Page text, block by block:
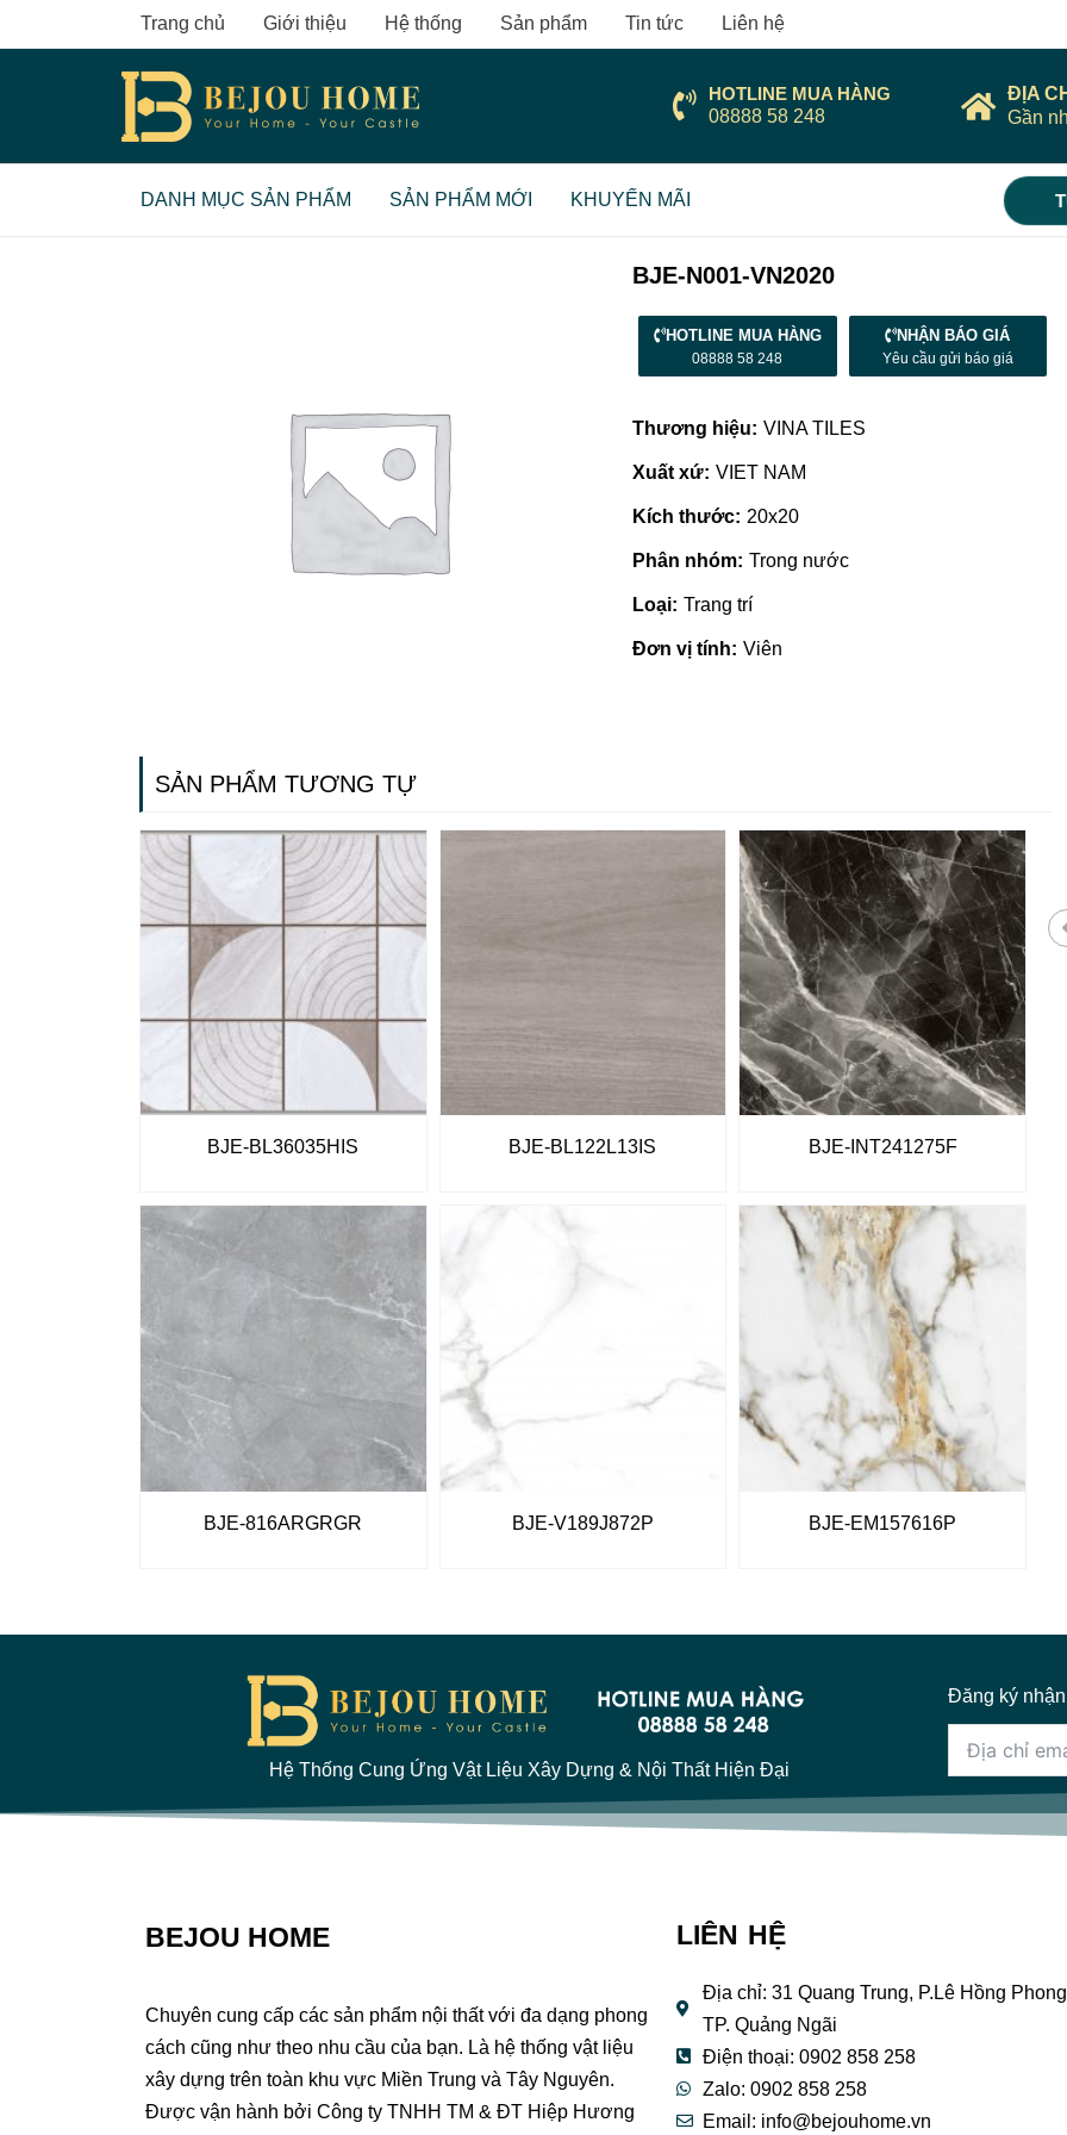
to
Trang chủ Giới thiệu Hệ thống Sản phẩm Tin tức Liên hệ
HOTLINE MUA HÀNG
08888 58 248
ĐỊA
Gần
DANH MỤC SẢN PHẨM SẢN PHẨM MỚI KHUYẾN MÃI
BJE-N001-VN2020
HOTLINE MUA HÀNG
08888 58 248
NHẬN BÁO GIÁ
Yêu cầu gửi báo giá
Thương hiệu: VINA TILES
Xuất xứ: VIET NAM
Kích thước: 20x20
Phân nhóm: Trong nước
Loại: Trang trí
Đơn vị tính: Viên
SẢN PHẨM TƯƠNG TỰ
BJE-BL36035HIS BJE-BL122L13IS BJE-INT241275F
BJE-816ARGRGR BJE-V189J872P BJE-EM157616P
Giá vật liệu xây dựng tại Quảng
Ngãi | Cập nhật mới nhất 2022
Hệ Thống Cung Ứng Vật Liệu Xây Dựng & Nội Thất Hiện Đại
Đăng ký
BEJOU HOME
Chuyên cung cấp các sản phẩm nội thất với đa dạng phong
cách cũng như theo nhu cầu của bạn. Là hệ thống vật liệu
xây dựng trên toàn khu vực Miền Trung và Tây Nguyên.
Được vận hành bởi Công ty TNHH TM & ĐT Hiệp Hương
LIÊN HỆ
Địa chỉ: 31 Quang Trung, P.Lê Hồng
TP. Quảng Ngãi
Điện thoại: 0902 858 258
Zalo: 0902 858 258
Email: info@bejouhome.vn